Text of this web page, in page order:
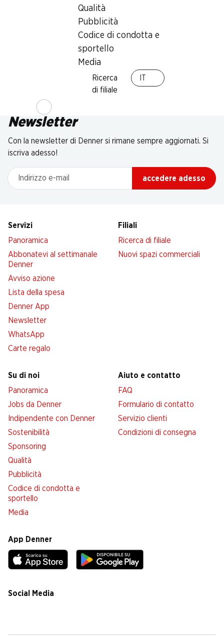
Qualità
Pubblicità
Codice di condotta e
sportello
Media
Ricerca
di filiale
Newsletter
Con la newsletter di Denner si rimane sempre aggiornati. Si
iscriva adesso!
Indirizzo e-mail
accedere adesso
Servizi
Panoramica
Abbonatevi al settimanale
Denner
Avviso azione
Lista della spesa
Denner App
Newsletter
WhatsApp
Carte regalo
Filiali
Ricerca di filiale
Nuovi spazi commerciali
Su di noi
Panoramica
Jobs da Denner
Indipendente con Denner
Sostenibilità
Sponsoring
Qualità
Pubblicità
Codice di condotta e
sportello
Media
Aiuto e contatto
FAQ
Formulario di contatto
Servizio clienti
Condizioni di consegna
App Denner
Social Media